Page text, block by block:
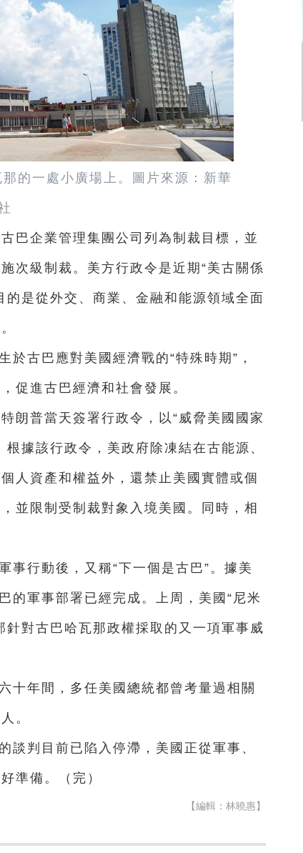
的一處小廣場上。圖片來源：新華
巴企業管理集團公司列為制裁目標，並
次級制裁。美方行政令是近期“美古關係
是從外交、商業、金融和能源領域全面
古巴應對美國經濟戰的“特殊時期”，
促進古巴經濟和社會發展。
朗普當天簽署行政令，以“威脅美國國家
據該行政令，美政府除凍結在古能源、
人資產和權益外，還禁止美國實體或個
並限制受制裁對象入境美國。同時，相
事行動後，又稱“下一個是古巴”。據美
的軍事部署已經完成。上周，美國“尼米
對古巴哈瓦那政權採取的又一項軍事威
十年間，多任美國總統都曾考量過相關
。
談判目前已陷入停滯，美國正從軍事、
準備。（完）
【編輯：林曉惠】